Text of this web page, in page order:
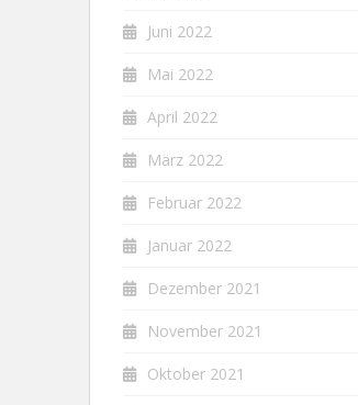
Juni 2022
Mai 2022
April 2022
März 2022
Februar 2022
Januar 2022
Dezember 2021
November 2021
Oktober 2021